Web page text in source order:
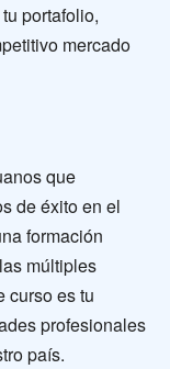
portafolio,
mercado
que
de éxito en el
formación
múltiples
curso es tu
profesionales
país.